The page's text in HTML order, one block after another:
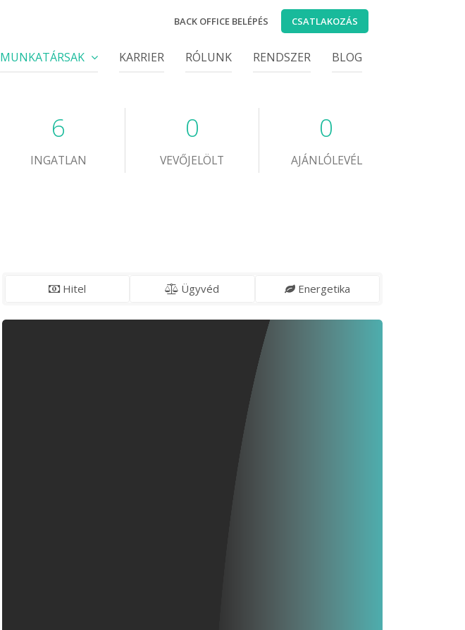
BACK OFFICE BELÉPÉS CSATLAKOZÁS
MUNKATÁRSAK KARRIER RÓLUNK RENDSZER BLOG
6
INGATLAN
0
VEVŐJELÖLT
0
AJÁNLÓLEVÉL
Hitel Ügyvéd Energetika